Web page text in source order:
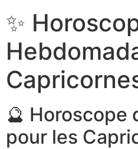
✨
🔮 Horoscope
pour les